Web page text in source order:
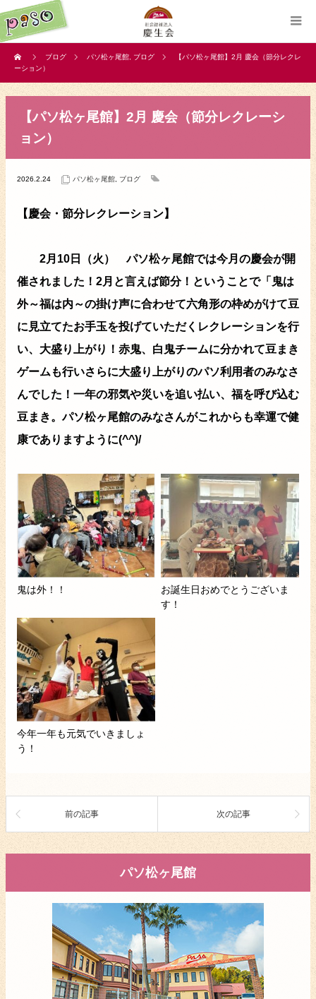
ブログ パソ松ヶ尾館 ブログ
【パソ松ヶ尾館】2月 慶会（節分レクレ
ーション）
【パソ松ヶ尾館】2月 慶会（節分レクレーシ
ョン）
2026.2.24 パソ松ヶ尾館 ブログ
【慶会・節分レクレーション】
2月10日（火） パソ松ヶ尾館では今月の慶会が開
催されました！2月と言えば節分！ということで「鬼は
外～福は内～の掛け声に合わせて六角形の枠めがけて豆
に見立てたお手玉を投げていただくレクレーションを行
い、大盛り上がり！赤鬼、白鬼チームに分かれて豆まき
ゲームも行いさらに大盛り上がりのパソ利用者のみなさ
んでした！一年の邪気や災いを追い払い、福を呼び込む
豆まき。パソ松ヶ尾館のみなさんがこれからも幸運で健
康でありますように(^^)/
鬼は外！！
お誕生日おめでとうございま
す！
今年一年も元気でいきましょ
う！
前の記事 次の記事
パソ松ヶ尾館